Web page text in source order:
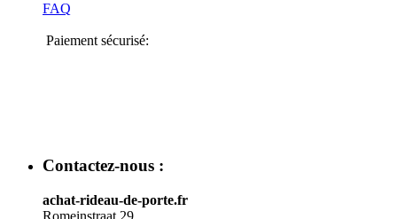
FAQ
Paiement sécurisé:
Contactez-nous :
achat-rideau-de-porte.fr
Romeinstraat 29